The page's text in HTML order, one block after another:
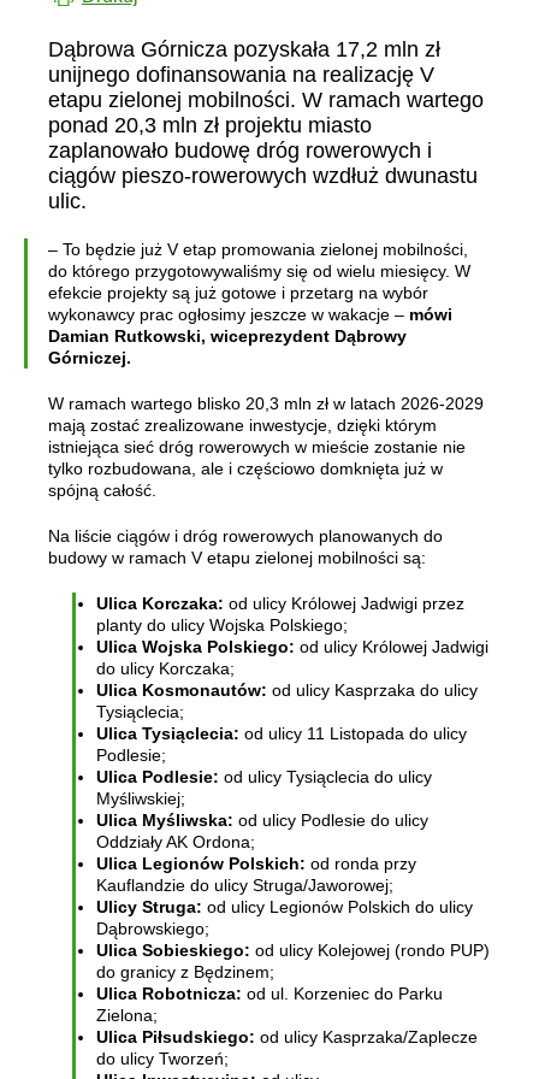
Dąbrowa Górnicza pozyskała 17,2 mln zł
unijnego dofinansowania na realizację V
etapu zielonej mobilności. W ramach wartego
ponad 20,3 mln zł projektu miasto
zaplanowało budowę dróg rowerowych i
ciągów pieszo-rowerowych wzdłuż dwunastu
ulic.
– To będzie już V etap promowania zielonej mobilności,
do którego przygotowywaliśmy się od wielu miesięcy. W
efekcie projekty są już gotowe i przetarg na wybór
wykonawcy prac ogłosimy jeszcze w wakacje – mówi
Damian Rutkowski, wiceprezydent Dąbrowy
Górniczej.
W ramach wartego blisko 20,3 mln zł w latach 2026-2029
mają zostać zrealizowane inwestycje, dzięki którym
istniejąca sieć dróg rowerowych w mieście zostanie nie
tylko rozbudowana, ale i częściowo domknięta już w
spójną całość.
Na liście ciągów i dróg rowerowych planowanych do
budowy w ramach V etapu zielonej mobilności są:
Ulica Korczaka: od ulicy Królowej Jadwigi przez
planty do ulicy Wojska Polskiego;
Ulica Wojska Polskiego: od ulicy Królowej Jadwigi
do ulicy Korczaka;
Ulica Kosmonautów: od ulicy Kasprzaka do ulicy
Tysiąclecia;
Ulica Tysiąclecia: od ulicy 11 Listopada do ulicy
Podlesie;
Ulica Podlesie: od ulicy Tysiąclecia do ulicy
Myśliwskiej;
Ulica Myśliwska: od ulicy Podlesie do ulicy
Oddziały AK Ordona;
Ulica Legionów Polskich: od ronda przy
Kauflandzie do ulicy Struga/Jaworowej;
Ulicy Struga: od ulicy Legionów Polskich do ulicy
Dąbrowskiego;
Ulica Sobieskiego: od ulicy Kolejowej (rondo PUP)
do granicy z Będzinem;
Ulica Robotnicza: od ul. Korzeniec do Parku
Zielona;
Ulica Piłsudskiego: od ulicy Kasprzaka/Zaplecze
do ulicy Tworzeń;